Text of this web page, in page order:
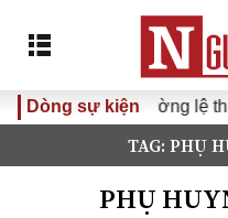
Dòng sự kiện
thứ nhất, Quốc hội khóa
TAG: PHỤ
PHỤ